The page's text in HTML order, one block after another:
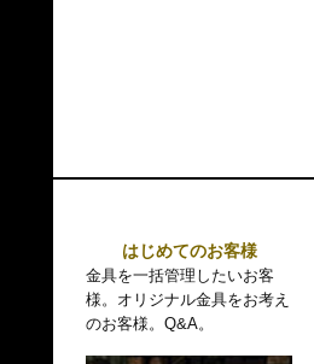
はじめてのお客様
金具を一括管理したいお客
様。オリジナル金具をお考え
のお客様。Q&A。